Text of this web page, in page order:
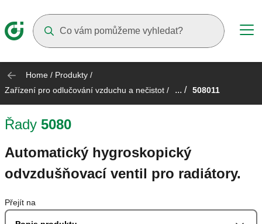
Home / Produkty /
Zařízení pro odlučování vzduchu a nečistot / ... / 508011
Řady 5080
Automatický hygroskopický
odvzdušňovací ventil pro radiátory.
Přejít na